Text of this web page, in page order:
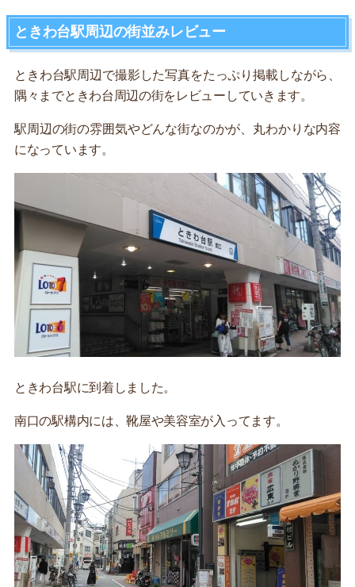
ときわ台駅周辺の街並みレビュー
ときわ台駅周辺で撮影した写真をたっぷり掲載しながら、
隅々までときわ台周辺の街をレビューしていきます。
駅周辺の街の雰囲気やどんな街なのかが、丸わかりな内容
になっています。
ときわ台駅に到着しました。
南口の駅構内には、靴屋や美容室が入ってます。